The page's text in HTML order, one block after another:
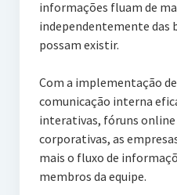
informações fluam de
independentemente das
possam existir.
Com a implementação
comunicação interna
interativas, fóruns online
corporativas, as
mais o fluxo de
membros da equipe.